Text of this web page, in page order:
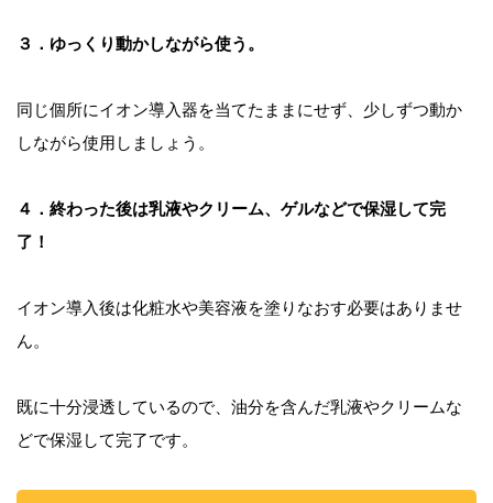
３．ゆっくり動かしながら使う。
同じ個所にイオン導入器を当てたままにせず、少しずつ動か
しながら使用しましょう。
４．終わった後は乳液やクリーム、ゲルなどで保湿して完
了！
イオン導入後は化粧水や美容液を塗りなおす必要はありませ
ん。
既に十分浸透しているので、油分を含んだ乳液やクリームな
どで保湿して完了です。